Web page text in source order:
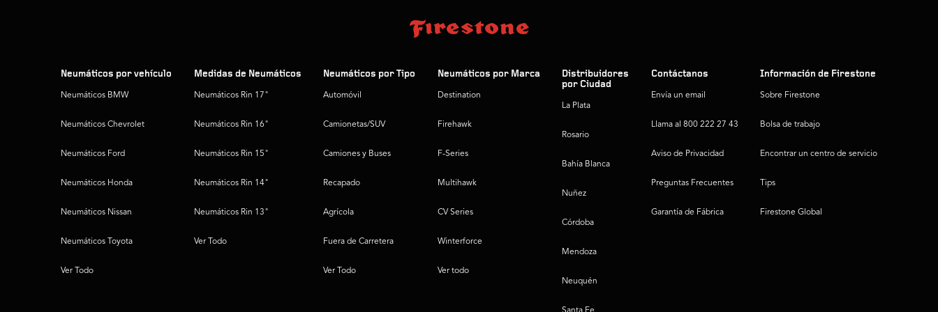
Neumáticos por vehículo
Neumáticos BMW
Neumáticos Chevrolet
Neumáticos Ford
Neumáticos Honda
Neumáticos Nissan
Neumáticos Toyota
Ver Todo
Medidas de Neumáticos
Neumáticos Rin 17"
Neumáticos Rin 16"
Neumáticos Rin 15"
Neumáticos Rin 14"
Neumáticos Rin 13"
Ver Todo
Neumáticos por Tipo
Automóvil
Camionetas/SUV
Camiones y Buses
Recapado
Agrícola
Fuera de Carretera
Ver Todo
Neumáticos por Marca
Destination
Firehawk
F-Series
Multihawk
CV Series
Winterforce
Ver todo
Distribuidores
por Ciudad
La Plata
Rosario
Bahía Blanca
Nuñez
Córdoba
Mendoza
Neuquén
Santa Fe
Contáctanos
Envía un email
Llama al 800 222 27 43
Aviso de Privacidad
Preguntas Frecuentes
Garantía de Fábrica
Información de Firestone
Sobre Firestone
Bolsa de trabajo
Encontrar un centro de servicio
Tips
Firestone Global